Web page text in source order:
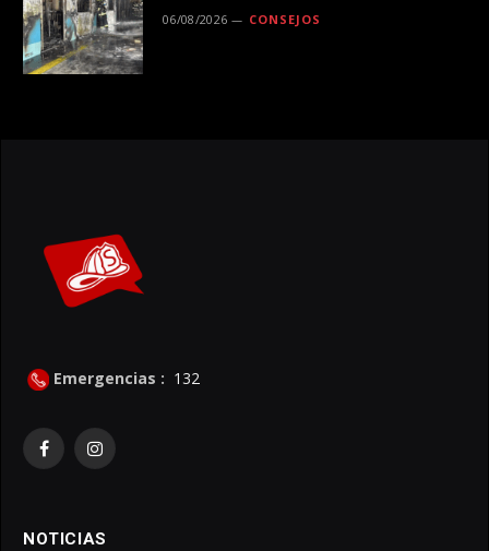
en el transporte público
06/08/2026 CONSEJOS
Emergencias : 132
FacebookInstagram
NOTICIAS